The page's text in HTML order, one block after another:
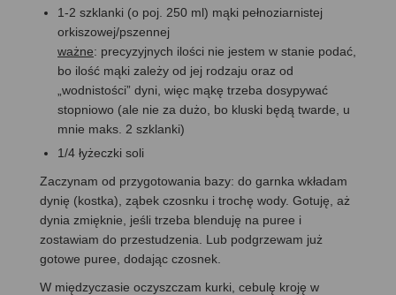
1-2 szklanki (o poj. 250 ml) mąki pełnoziarnistej
orkiszowej/pszennej
ważne: precyzyjnych ilości nie jestem w stanie podać,
bo ilość mąki zależy od jej rodzaju oraz od
„wodnistości” dyni, więc mąkę trzeba dosypywać
stopniowo (ale nie za dużo, bo kluski będą twarde, u
mnie maks. 2 szklanki)
1/4 łyżeczki soli
Zaczynam od przygotowania bazy: do garnka wkładam
dynię (kostka), ząbek czosnku i trochę wody. Gotuję, aż
dynia zmięknie, jeśli trzeba blenduję na puree i
zostawiam do przestudzenia. Lub podgrzewam już
gotowe puree, dodając czosnek.
W międzyczasie oczyszczam kurki, cebulę kroję w